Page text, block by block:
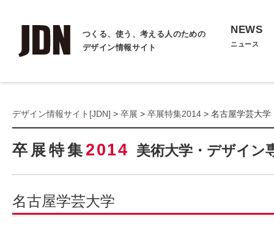
つくる、使う、考える人のための
デザイン情報サイト
NEWS
ニュース
デザイン情報サイト[JDN] > 卒展 > 卒展特集2014 > 名古屋学芸大学
卒展特集 2014 美術大学・デザイン
名古屋学芸大学